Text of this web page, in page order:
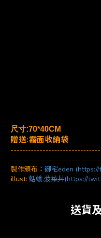
尺寸:70*40CM
贈送:霧面收納袋
製作頒布： 御宅eden
illust: 蛞蝓.菠菜丼(https://
送貨